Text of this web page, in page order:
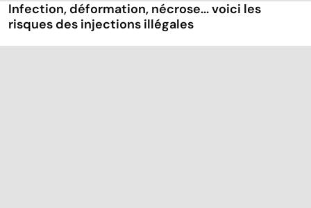
Infection, déformation, nécrose... voici les
risques des injections illégales